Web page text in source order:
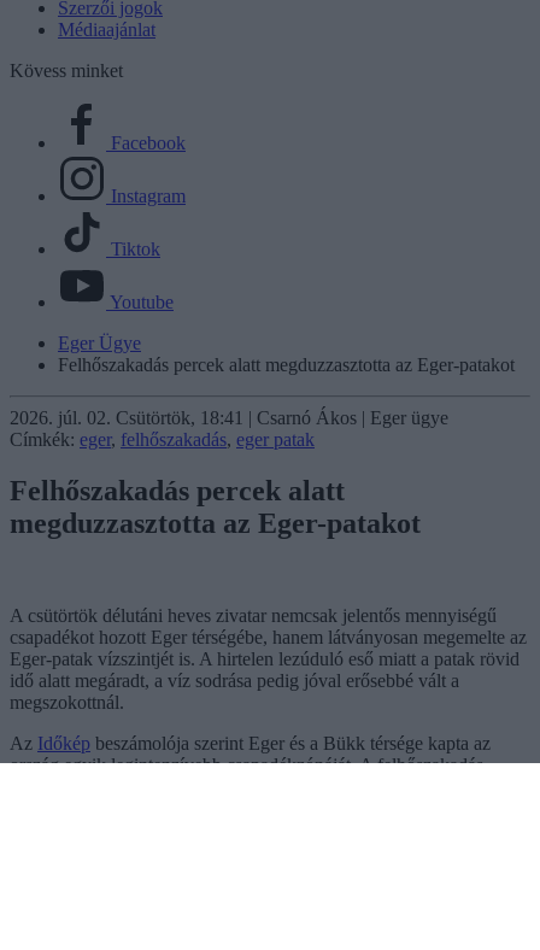
Szerzői jogok
Médiaajánlat
Kövess minket
Facebook
Instagram
Tiktok
Youtube
Eger Ügye
Felhőszakadás percek alatt megduzzasztotta az Eger-patakot
2026. júl. 02. Csütörtök, 18:41 | Csarnó Ákos | Eger ügye
Címkék: eger, felhőszakadás, eger patak
Felhőszakadás percek alatt
megduzzasztotta az Eger-patakot
A csütörtök délutáni heves zivatar nemcsak jelentős mennyiségű
csapadékot hozott Eger térségébe, hanem látványosan megemelte az
Eger-patak vízszintjét is. A hirtelen lezúduló eső miatt a patak rövid
idő alatt megáradt, a víz sodrása pedig jóval erősebbé vált a
megszokottnál.
Az Időkép beszámolója szerint Eger és a Bükk térsége kapta az
ország egyik legintenzívebb csapadékzónáját. A felhőszakadás